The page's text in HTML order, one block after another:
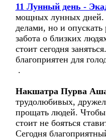
11 Лунный день -
мощных лунных дней.
делами, но и
забота о близких
стоит сегодня
благоприятен для
.
Накшатра Пурва
трудолюбивых,
прощать людей. Чтобы
стоит не бояться
Сегодня